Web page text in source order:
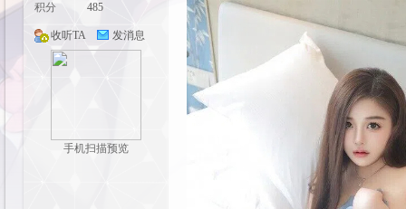
积分 485
收听TA 发消息
手机扫描预览